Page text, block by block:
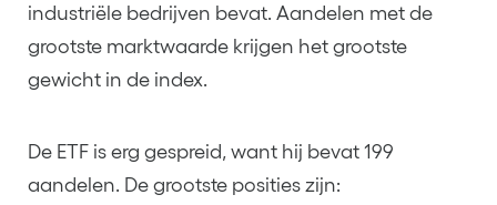
industriële bedrijven bevat. Aandelen met de
grootste marktwaarde krijgen het grootste
gewicht in de index.
De ETF is erg gespreid, want hij bevat 199
aandelen. De grootste posities zijn: